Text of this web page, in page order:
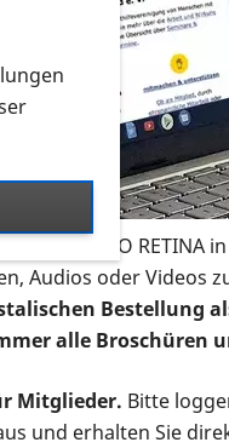
suchen und dieses
PRO RETINA-
der PRO
Audios oder Videos
Bestellung
alle Broschüren
Mitglieder. Bitte
und erhalten Sie